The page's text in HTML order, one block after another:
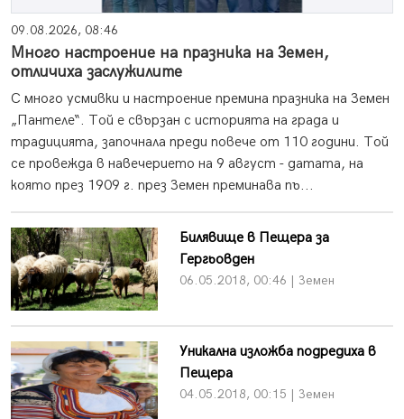
09.08.2026, 08:46
Много настроение на празника на Земен,
отличиха заслужилите
С много усмивки и настроение премина празника на Земен
„Пантеле“. Той е свързан с историята на града и
традицията, започнала преди повече от 110 години. Той
се провежда в навечерието на 9 август - датата, на
която през 1909 г. през Земен преминава пъ...
Билявище в Пещера за
Гергьовден
06.05.2018, 00:46 | Земен
Уникална изложба подредиха в
Пещера
04.05.2018, 00:15 | Земен